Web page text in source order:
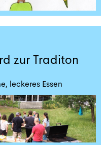
zur Traditon
leckeres Essen